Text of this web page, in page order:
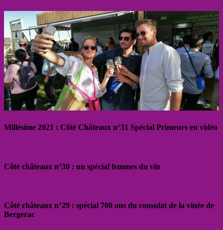
Millésime 2021 : Côté Châteaux n°31 Spécial Primeurs en vidéo
Côté châteaux n°30 : un spécial femmes du vin
Côté châteaux n°29 : spécial 700 ans du consulat de la vinée de
Bergerac